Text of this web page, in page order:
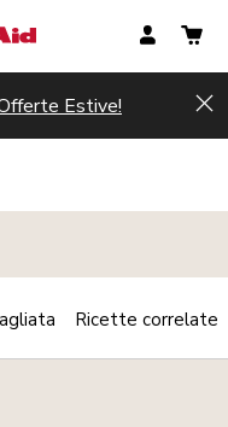
Estive!
Print
Ricette correlate